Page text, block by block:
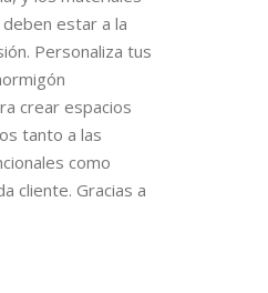
estar a la
Personaliza tus
crear espacios
tanto a las
como
cliente. Gracias a